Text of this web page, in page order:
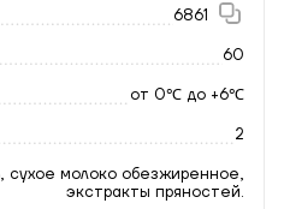
6861
60
от 0℃ до +6℃
2
сухое молоко обезжиренное,
экстракты пряностей.